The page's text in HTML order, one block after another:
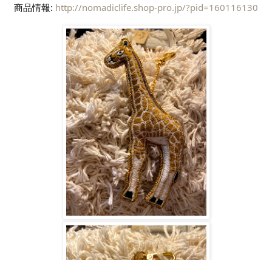
商品情報: http://nomadiclife.shop-pro.jp/?pid=160116130